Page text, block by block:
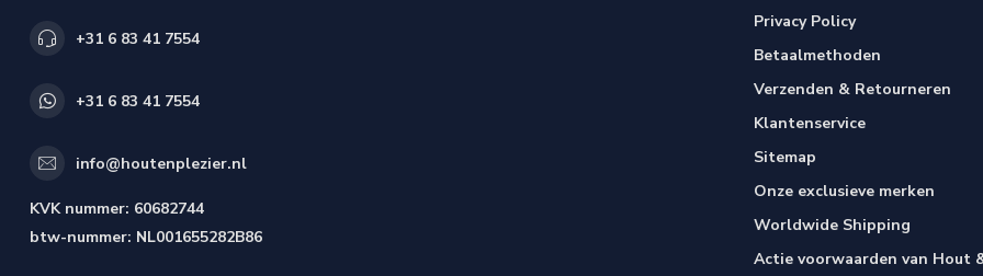
+31 6 83 41 7554
+31 6 83 41 7554
info@houtenplezier.nl
KVK nummer: 60682744
btw-nummer: NL001655282B86
Privacy Policy
Betaalmethoden
Verzenden & Retourneren
Klantenservice
Sitemap
Onze exclusieve merken
Worldwide Shipping
Actie voorwaarden van Hout